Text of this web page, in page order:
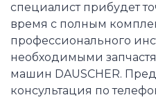
специалист прибудет
время с полным
профессионального
необходимыми
машин DAUSCHER.
консультация по